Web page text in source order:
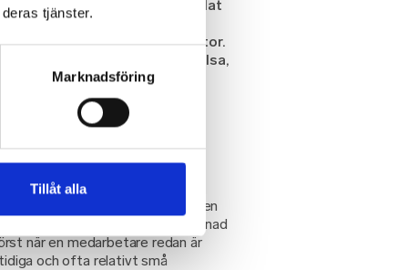
tjänster.
Marknadsföring
Tillåt alla
organisationen redan betalat
om att fånga upp just
ohälsan hinner växa sig stor.
sätt att arbeta med hälsa,
förutsättningar för både
tid.
i arbetslivet?
där företag systematiskt
sätter in stöd innan situationen
nedsatt arbetsförmåga. Till skillnad
när en medarbetare redan är
och ofta relativt små